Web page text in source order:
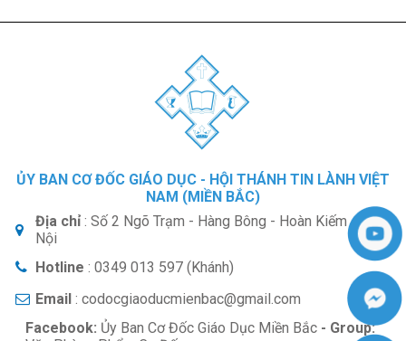
ỦY BAN CƠ ĐỐC GIÁO DỤC - HỘI THÁNH TIN LÀNH VIỆT
NAM (MIỀN BẮC)
Địa chỉ : Số 2 Ngõ Trạm - Hàng Bông - Hoàn Kiếm - Hà
Nội
Hotline : 0349 013 597 (Khánh)
Email : codocgiaoducmienbac@gmail.com
Facebook: Ủy Ban Cơ Đốc Giáo Dục Miền Bắc- Group: